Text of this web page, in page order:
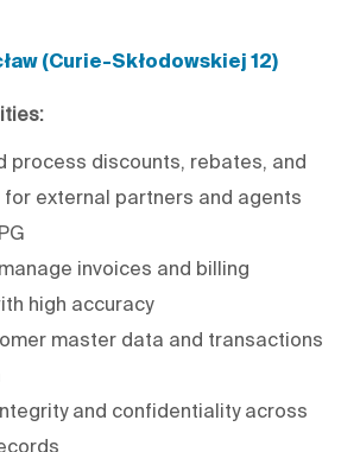
(Curie-Skłodowskiej 12)
process discounts, rebates, and
for external partners and agents
invoices and billing
high accuracy
master data and transactions
and confidentiality across